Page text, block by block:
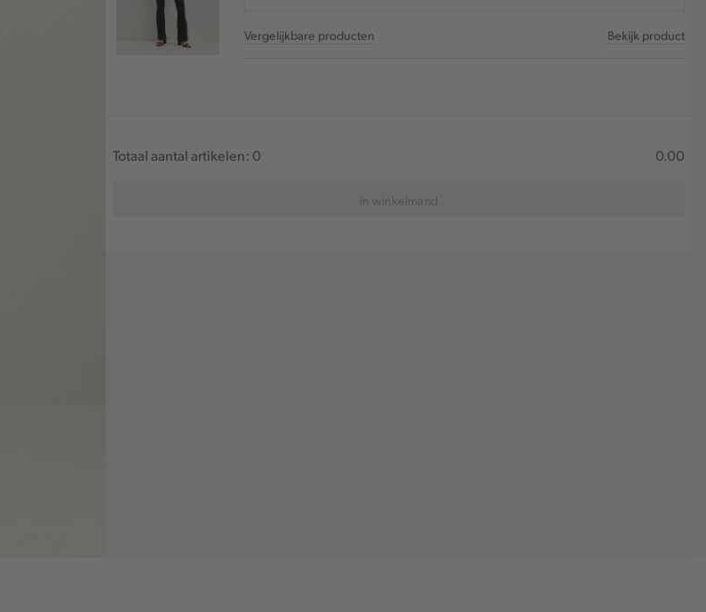
Vergelijkbare producten Bekijk product
Totaal aantal artikelen: 0 0.00
In winkelmand